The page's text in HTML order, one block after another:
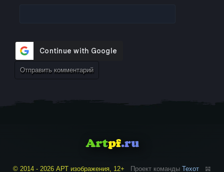
© 2014 - 2026 АРТ изображения, 12+ Проект команды Техот 𝌴